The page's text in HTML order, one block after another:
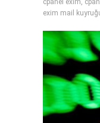
cpanel exim,
exim mail